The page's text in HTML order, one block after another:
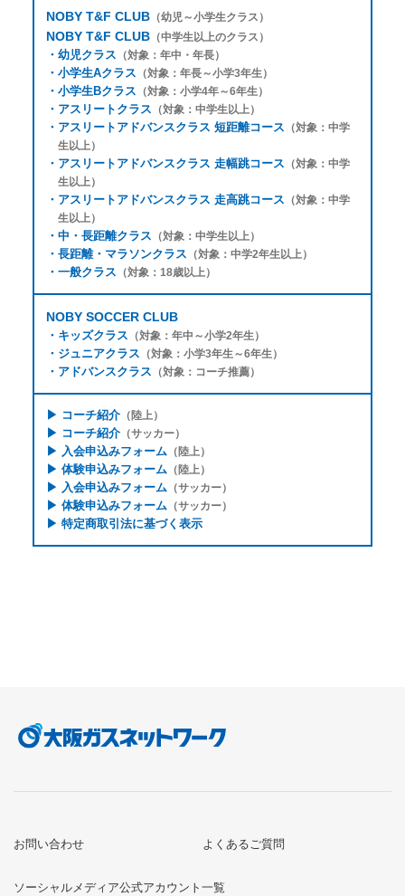
NOBY T&F CLUB（幼児～小学生クラス）
NOBY T&F CLUB（中学生以上のクラス）
・ 幼児クラス （対象：年中・年長）
・ 小学生Aクラス （対象：年長～小学3年生）
・ 小学生Bクラス （対象：小学4年～6年生）
・ アスリートクラス （対象：中学生以上）
・ アスリートアドバンスクラス 短距離コース （対象：中学
生以上）
・ アスリートアドバンスクラス 走幅跳コース （対象：中学
生以上）
・ アスリートアドバンスクラス 走高跳コース （対象：中学
生以上）
・ 中・長距離クラス （対象：中学生以上）
・ 長距離・マラソンクラス （対象：中学2年生以上）
・ 一般クラス （対象：18歳以上）
NOBY SOCCER CLUB
・ キッズクラス （対象：年中～小学2年生）
・ ジュニアクラス （対象：小学3年生～6年生）
・ アドバンスクラス （対象：コーチ推薦）
▶ コーチ紹介（陸上）
▶ コーチ紹介（サッカー）
▶ 入会申込みフォーム （陸上）
▶ 体験申込みフォーム （陸上）
▶ 入会申込みフォーム （サッカー）
▶ 体験申込みフォーム （サッカー）
▶ 特定商取引法に基づく表示
お問い合わせ よくあるご質問
ソーシャルメディア公式アカウント一覧